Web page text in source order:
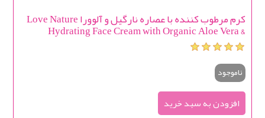
کرم مرطوب کننده با عصاره نارگیل و آلوورا Love Nature
Hydrating Face Cream with Organic Aloe Vera &
Coconut Water
ناموجود